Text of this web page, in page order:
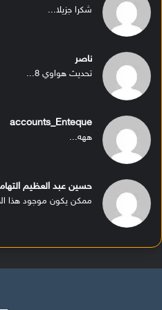
شكرا جزيلا...
ناصر
تحديث هواوي 8...
accounts_Enteque
ههه...
حسين عبد العظيم
ممكن يكون موجود هذا